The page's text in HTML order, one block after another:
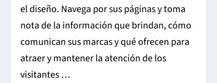
el diseño. Navega por sus páginas y toma
nota de la información que brindan, cómo
comunican sus marcas y qué ofrecen para
atraer y mantener la atención de los
visitantes …